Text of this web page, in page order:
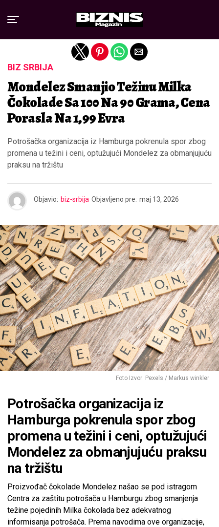
BIZ SRBIJA
Mondelez Smanjio Težinu Milka
Čokolade Sa 100 Na 90 Grama, Cena
Porasla Na 1,99 Evra
Potrošačka organizacija iz Hamburga pokrenula spor zbog
promena u težini i ceni, optužujući Mondelez za obmanjujuću
praksu na tržištu
Objavio: biz-srbija Objavljeno pre: maj 13, 2026
Foto Izvor: Pexels / Markus winkler
Potrošačka organizacija iz
Hamburga pokrenula spor zbog
promena u težini i ceni, optužujući
Mondelez za obmanjujuću praksu
na tržištu
Proizvođač čokolade Mondelez našao se pod istragom
Centra za zaštitu potrošača u Hamburgu zbog smanjenja
težine pojedinih Milka čokolada bez adekvatnog
informisanja potrošača. Prema navodima ove organizacije,
Exit mobile version